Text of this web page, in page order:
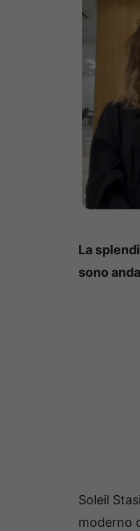
La
sono
Soleil
moderno